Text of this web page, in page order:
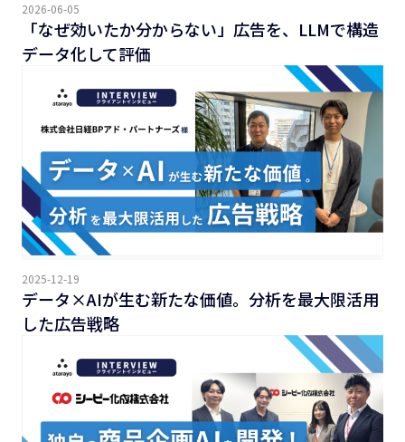
2026-06-05
「なぜ効いたか分からない」広告を、LLMで構造
データ化して評価
2025-12-19
データ×AIが生む新たな価値。分析を最大限活用
した広告戦略